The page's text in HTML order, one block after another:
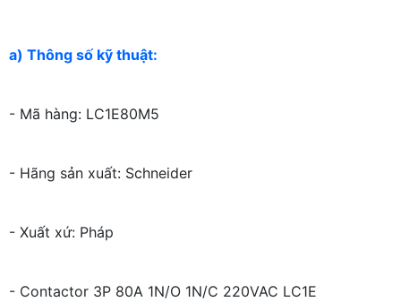
a) Thông số kỹ thuật:
- Mã hàng: LC1E80M5
- Hãng sản xuất: Schneider
- Xuất xứ: Pháp
- Contactor 3P 80A 1N/O 1N/C 220VAC LC1E